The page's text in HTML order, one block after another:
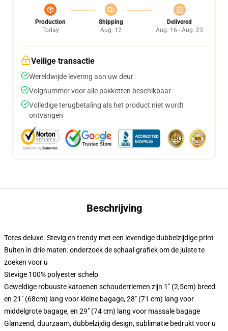
Production
Today
Shipping
Aug. 12
Delivered
Aug. 16 - Aug. 23
Veilige transactie
Wereldwijde levering aan uw deur
Volgnummer voor alle pakketten beschikbaar
Volledige terugbetaling als het product niet wordt
ontvangen
Beschrijving
Totes deluxe. Stevig en trendy met een levendige dubbelzijdige print
Buiten in drie maten: onderzoek de schaal grafiek om de juiste te
zoeken voor u
Stevige 100% polyester schelp
Geweldige robuuste katoenen schouderriemen zijn 1" (2,5cm) breed
en 21" (68cm) lang voor kleine bagage, 28" (71 cm) lang voor
middelgrote bagage, en 29" (74 cm) lang voor massale bagage
Glanzend, duurzaam, dubbelzijdig design, sublimatie bedrukt voor u